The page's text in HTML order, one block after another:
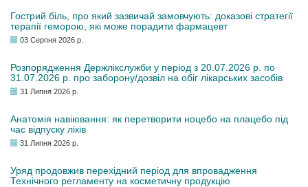
Гострий біль, про який зазвичай замовчують: доказові стратегії
терапії геморою, які може порадити фармацевт
03 Серпня 2026 р.
Розпорядження Держлікслужби у період з 20.07.2026 р. по
31.07.2026 р. про заборону/дозвіл на обіг лікарських засобів
31 Липня 2026 р.
Анатомія навіювання: як перетворити ноцебо на плацебо під
час відпуску ліків
31 Липня 2026 р.
Уряд продовжив перехідний період для впровадження
Технічного регламенту на косметичну продукцію